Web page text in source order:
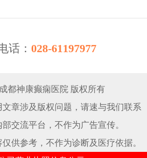
话： 028-61197977
都神康癫痫医院 版权所有
章涉及版权问题，请速与我们联系
交流平台，不作为广告宣传。
供参考，不作为诊断及医疗依据。